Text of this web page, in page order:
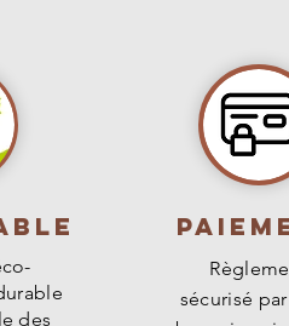
des
sécurisé